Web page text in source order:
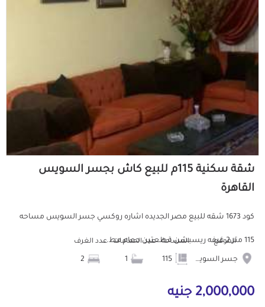
شقة سكنية 115م للبيع كاش بجسر السويس
القاهرة
كود 1673 شقه للبيع مصر الجديده اشاره روكسي جسر السويس مساحه
115 متر 2 غرفه ريسبشن قطعتين حمام مط... الموقع
جسر السويس
المساحة عدد الحمامات عدد الغرف
2,000,000 جنيه